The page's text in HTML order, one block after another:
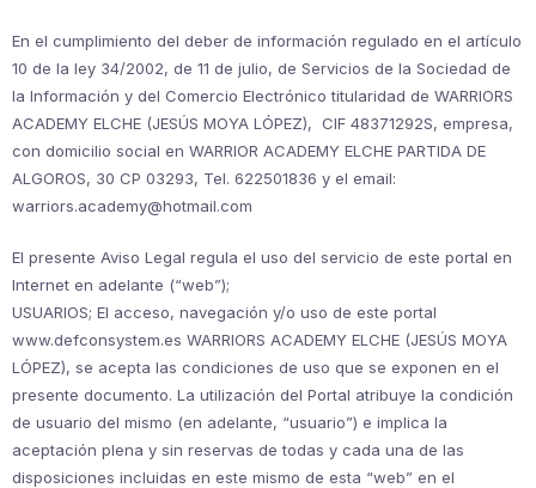
En el cumplimiento del deber de información regulado en el artículo
10 de la ley 34/2002, de 11 de julio, de Servicios de la Sociedad de
la Información y del Comercio Electrónico titularidad de WARRIORS
ACADEMY ELCHE (JESÚS MOYA LÓPEZ), CIF 48371292S, empresa,
con domicilio social en WARRIOR ACADEMY ELCHE PARTIDA DE
ALGOROS, 30 CP 03293, Tel. 622501836 y el email:
warriors.academy@hotmail.com
El presente Aviso Legal regula el uso del servicio de este portal en
Internet en adelante (“web”);
USUARIOS; El acceso, navegación y/o uso de este portal
www.defconsystem.es WARRIORS ACADEMY ELCHE (JESÚS MOYA
LÓPEZ), se acepta las condiciones de uso que se exponen en el
presente documento. La utilización del Portal atribuye la condición
de usuario del mismo (en adelante, “usuario”) e implica la
aceptación plena y sin reservas de todas y cada una de las
disposiciones incluidas en este mismo de esta “web” en el